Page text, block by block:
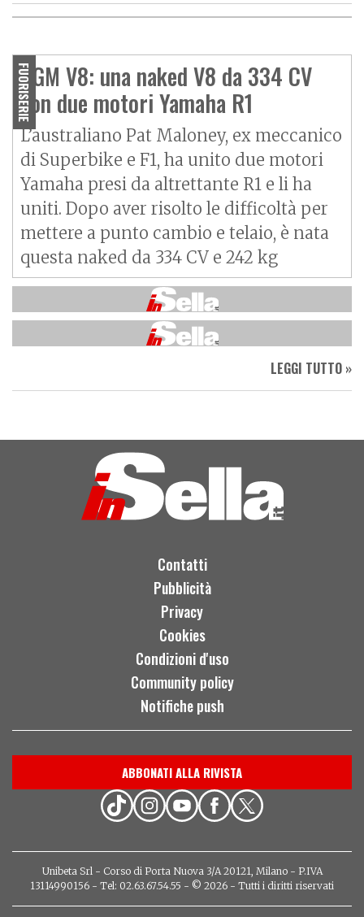
La "jap" sofisticata
FUORISERIE
PGM V8: una naked V8 da 334 CV
con due motori Yamaha R1
L’australiano Pat Maloney, ex meccanico
di Superbike e F1, ha unito due motori
Yamaha presi da altrettante R1 e li ha
uniti. Dopo aver risolto le difficoltà per
mettere a punto cambio e telaio, è nata
questa naked da 334 CV e 242 kg
LEGGI TUTTO »
Contatti
Pubblicità
Privacy
Cookies
Condizioni d'uso
Community policy
Notifiche push
ABBONATI ALLA RIVISTA
Unibeta Srl - Corso di Porta Nuova 3/A 20121, Milano - P.IVA
13114990156 - Tel: 02.63.67.54.55 - © 2026 - Tutti i diritti riservati